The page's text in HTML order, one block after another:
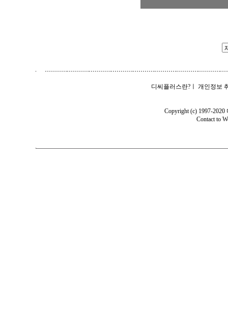
디씨플러스란? 개인정보
Copyright (c) 1997-
Contact to